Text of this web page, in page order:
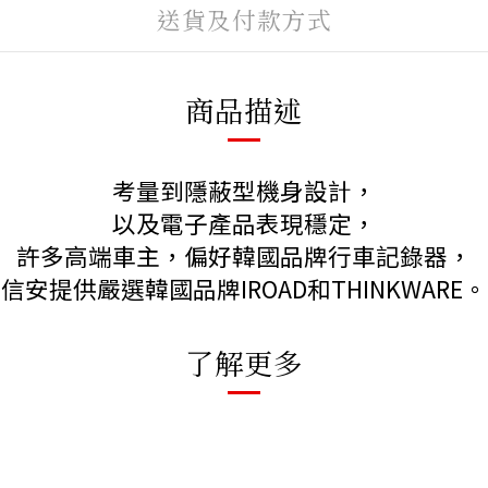
送貨及付款方式
商品描述
考量到隱蔽型機身設計，
以及電子產品表現穩定，
許多高端車主，偏好韓國品牌行車記錄器，
信安提供嚴選韓國品牌IROAD和THINKWARE。
了解更多